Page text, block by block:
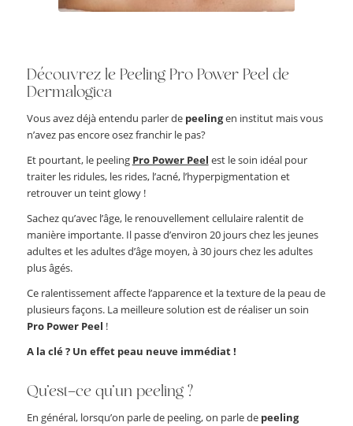
Découvrez le Peeling Pro Power Peel de
Dermalogica
Vous avez déjà entendu parler de peelingen institut mais vous
n’avez pas encore osez franchir le pas?
Et pourtant, le peeling Pro Power Peel est le soin idéal pour
traiter les ridules, les rides, l’acné, l’hyperpigmentation et
retrouver un teint glowy !
Sachez qu’avec l’âge, le renouvellement cellulaire ralentit de
manière importante. Il passe d’environ 20 jours chez les jeunes
adultes et les adultes d’âge moyen, à 30 jours chez les adultes
plus âgés.
Ce ralentissement affecte l’apparence et la texture de la peau de
plusieurs façons. La meilleure solution est de réaliser un soin
Pro Power Peel !
A la clé ? Un effet peau neuve immédiat !
Qu’est-ce qu’un peeling ?
En général, lorsqu’on parle de peeling, on parle de peeling